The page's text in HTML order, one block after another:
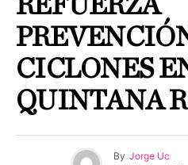
CICLONES
QUINTANA
By Jorge Uc